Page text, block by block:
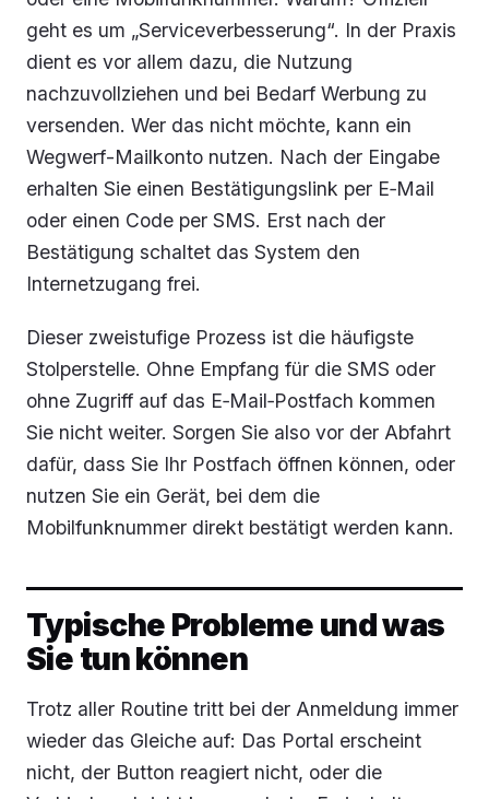
geht es um „Serviceverbesserung“. In der Praxis
dient es vor allem dazu, die Nutzung
nachzuvollziehen und bei Bedarf Werbung zu
versenden. Wer das nicht möchte, kann ein
Wegwerf-Mailkonto nutzen. Nach der Eingabe
erhalten Sie einen Bestätigungslink per E‑Mail
oder einen Code per SMS. Erst nach der
Bestätigung schaltet das System den
Internetzugang frei.
Dieser zweistufige Prozess ist die häufigste
Stolperstelle. Ohne Empfang für die SMS oder
ohne Zugriff auf das E‑Mail‑Postfach kommen
Sie nicht weiter. Sorgen Sie also vor der Abfahrt
dafür, dass Sie Ihr Postfach öffnen können, oder
nutzen Sie ein Gerät, bei dem die
Mobilfunknummer direkt bestätigt werden kann.
Typische Probleme und was
Sie tun können
Trotz aller Routine tritt bei der Anmeldung immer
wieder das Gleiche auf: Das Portal erscheint
nicht, der Button reagiert nicht, oder die